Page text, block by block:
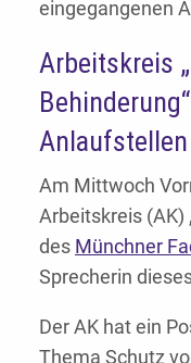
eingegangenen
Arbeitskreis
Am Mittwoch
Arbeitskreis (AK)
des Münchner
Sprecherin
Der AK hat ein
Thema Schutz